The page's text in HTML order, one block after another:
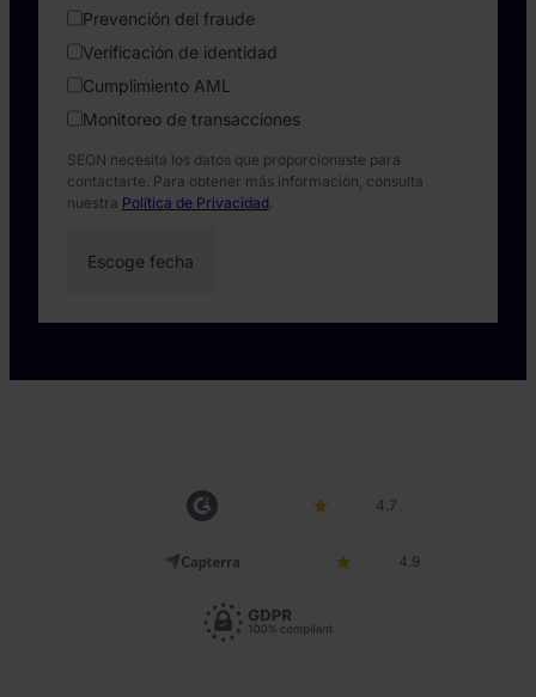
Prevención del fraude
Verificación de identidad
Cumplimiento AML
Monitoreo de transacciones
SEON necesita los datos que proporcionaste para
contactarte. Para obtener más información, consulta
nuestra Política de Privacidad.
4.7
4.9